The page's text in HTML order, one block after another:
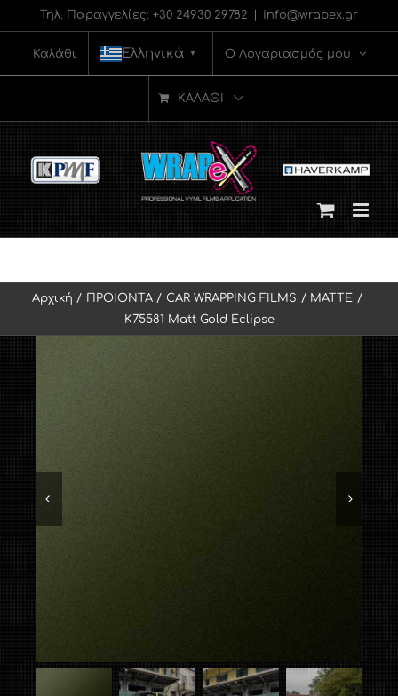
Μετάβαση
στο
περιεχόμενο
Τηλ. Παραγγελίες: +30 24930 29782 info@wrapex.gr
Καλάθι Ελληνικά ▼ Ο Λογαριασμός μου
ΚΑΛΆΘΙ
Αρχική ΠΡΟΙΟΝΤΑ CAR WRAPPING FILMS
MATTE
K75581 Matt Gold Eclipse